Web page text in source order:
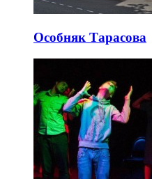
Особняк Тарасова